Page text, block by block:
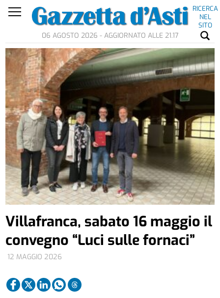
RICERCA
NEL
SITO
06 AGOSTO 2026 - AGGIORNATO ALLE 21.17
12 MAGGIO 2026
Villafranca, sabato 16 maggio il
convegno “Luci sulle fornaci”